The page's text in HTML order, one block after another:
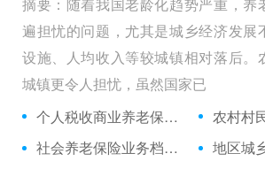
遍担忧的问题，尤其是城乡经济发展
设施、人均收入等较城镇相对落后。
城镇更令人担忧，虽然国家已
个人税收商业养老保险回顾及展望
社会养老保险业务档案管理工作加强途径